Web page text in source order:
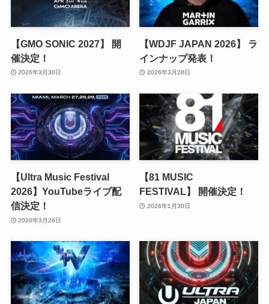
【GMO SONIC 2027】 開
催決定！
2026年3月30日
【WDJF JAPAN 2026】 ラ
インナップ発表！
2026年3月28日
【Ultra Music Festival
2026】YouTubeライブ配
信決定！
2026年3月26日
【81 MUSIC
FESTIVAL】 開催決定！
2026年1月30日